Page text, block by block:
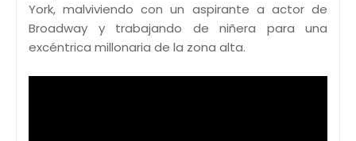
York, malviviendo con un aspirante a actor de
Broadway y trabajando de niñera para una
excéntrica millonaria de la zona alta.